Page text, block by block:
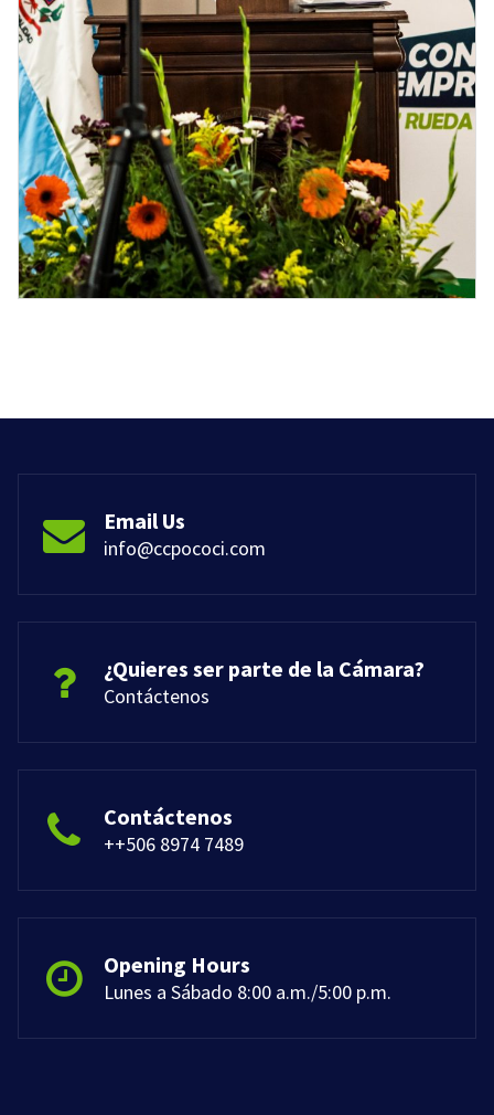
Email Us
info@ccpococi.com
¿Quieres ser parte de la Cámara?
Contáctenos
Contáctenos
++506 8974 7489
Opening Hours
Lunes a Sábado 8:00 a.m./5:00 p.m.